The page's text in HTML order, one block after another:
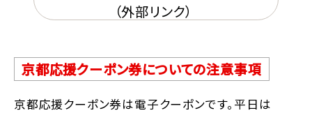
（外部リンク）
京都応援クーポン券についての注意事項
京都応援クーポン券は電子クーポンです。平日は